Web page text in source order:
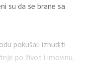
su da se brane sa
pokušali iznuditi
po život i imovinu.